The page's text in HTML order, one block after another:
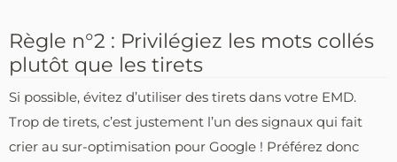
Règle n°2 : Privilégiez les mots collés
plutôt que les tirets
Si possible, évitez d’utiliser des tirets dans votre EMD.
Trop de tirets, c’est justement l’un des signaux qui fait
crier au sur-optimisation pour Google ! Préférez donc